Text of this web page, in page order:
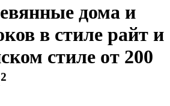
дома и
в стиле райт и
стиле от 200